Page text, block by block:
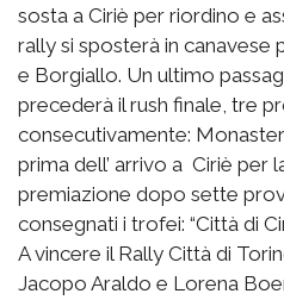
sosta a Ciriè per riordino e
rally si sposterà in canavese
e Borgiallo. Un ultimo
precederà il rush finale, tre
consecutivamente:
prima dell’ arrivo a Ciriè per
premiazione dopo sette
consegnati i trofei: “Città di
A vincere il Rally Città di
Jacopo Araldo e Lorena